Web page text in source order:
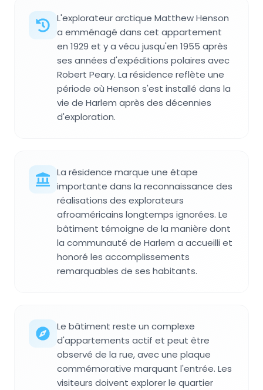
L'explorateur arctique Matthew Henson
a emménagé dans cet appartement
en 1929 et y a vécu jusqu'en 1955 après
ses années d'expéditions polaires avec
Robert Peary. La résidence reflète une
période où Henson s'est installé dans la
vie de Harlem après des décennies
d'exploration.
La résidence marque une étape
importante dans la reconnaissance des
réalisations des explorateurs
afroaméricains longtemps ignorées. Le
bâtiment témoigne de la manière dont
la communauté de Harlem a accueilli et
honoré les accomplissements
remarquables de ses habitants.
Le bâtiment reste un complexe
d'appartements actif et peut être
observé de la rue, avec une plaque
commémorative marquant l'entrée. Les
visiteurs doivent explorer le quartier